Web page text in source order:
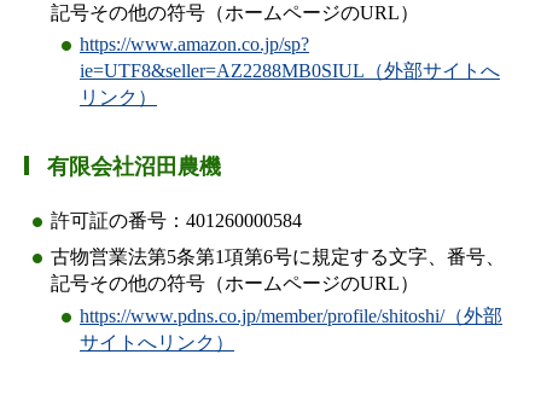
記号その他の符号（ホームページのURL）
https://www.amazon.co.jp/sp?
ie=UTF8&seller=AZ2288MB0SIUL（外部サイトへ
リンク）
有限会社沼田農機
許可証の番号：401260000584
古物営業法第5条第1項第6号に規定する文字、番号、
記号その他の符号（ホームページのURL）
https://www.pdns.co.jp/member/profile/shitoshi/（外部
サイトへリンク）